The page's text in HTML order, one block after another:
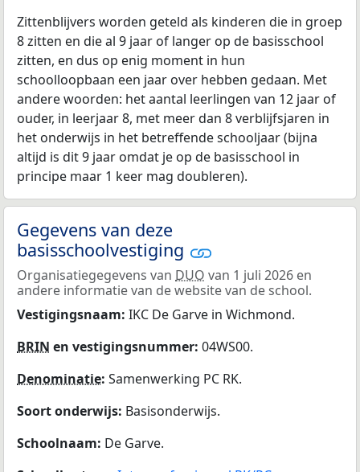
Zittenblijvers worden geteld als kinderen die in groep
8 zitten en die al 9 jaar of langer op de basisschool
zitten, en dus op enig moment in hun
schoolloopbaan een jaar over hebben gedaan. Met
andere woorden: het aantal leerlingen van 12 jaar of
ouder, in leerjaar 8, met meer dan 8 verblijfsjaren in
het onderwijs in het betreffende schooljaar (bijna
altijd is dit 9 jaar omdat je op de basisschool in
principe maar 1 keer mag doubleren).
Gegevens van deze
basisschoolvestiging
Organisatiegegevens van DUO van 1 juli 2026 en
andere informatie van de website van de school.
Vestigingsnaam: IKC De Garve in Wichmond.
BRIN en vestigingsnummer: 04WS00.
Denominatie: Samenwerking PC RK.
Soort onderwijs: Basisonderwijs.
Schoolnaam: De Garve.